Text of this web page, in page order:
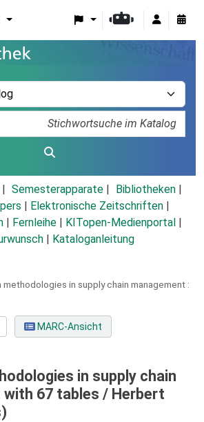
Semesterapparate
Bibliotheken
Elektronische Zeitschriften
Fernleihe KITopen-Medienportal
Kataloganleitung
methodologies in supply chain management :
MARC-Ansicht
in supply chain
with 67 tables / Herbert